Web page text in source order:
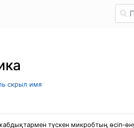
скрыл имя
түскен микробтың өсіп-